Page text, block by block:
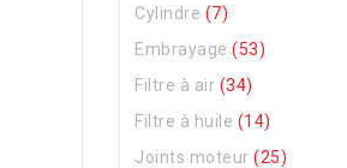
Cylindre (7)
Embrayage (53)
Filtre à air (34)
Filtre à huile (14)
Joints moteur (25)